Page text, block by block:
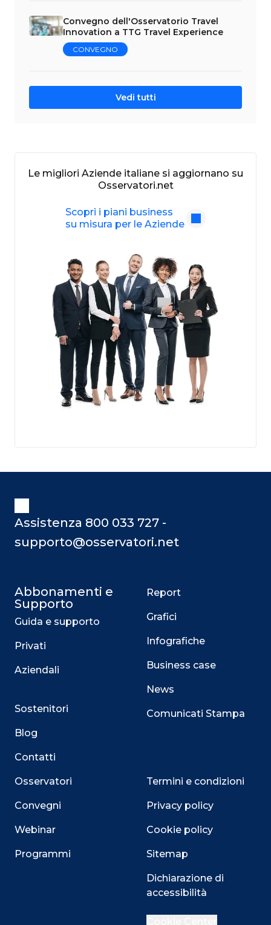
Convegno dell'Osservatorio Travel
Innovation a TTG Travel Experience
CONVEGNO
Vedi tutti
Le migliori Aziende italiane si aggiornano su
Osservatori.net
Scopri i piani business
su misura per le Aziende
Assistenza 800 033 727 -
supporto@osservatori.net
Abbonamenti e
Supporto
Guida e supporto
Privati
Aziendali
Sostenitori
Blog
Contatti
Osservatori
Convegni
Webinar
Programmi
Report
Grafici
Infografiche
Business case
News
Comunicati Stampa
Termini e condizioni
Privacy policy
Cookie policy
Sitemap
Dichiarazione di
accessibilità